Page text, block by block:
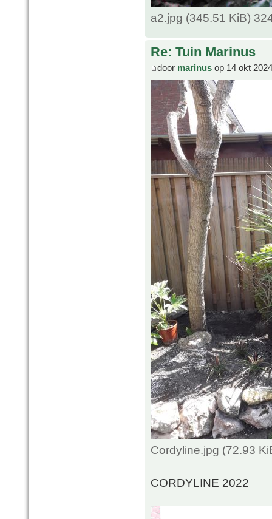
a2.jpg (345.51 KiB)
Re: Tuin Marinus
door marinus op 14 okt
Cordyline.jpg (72.93
CORDYLINE 2022